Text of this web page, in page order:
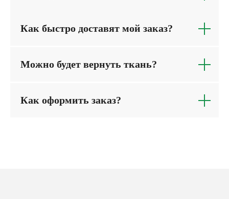
Как быстро доставят мой заказ?
Можно будет вернуть ткань?
Как оформить заказ?